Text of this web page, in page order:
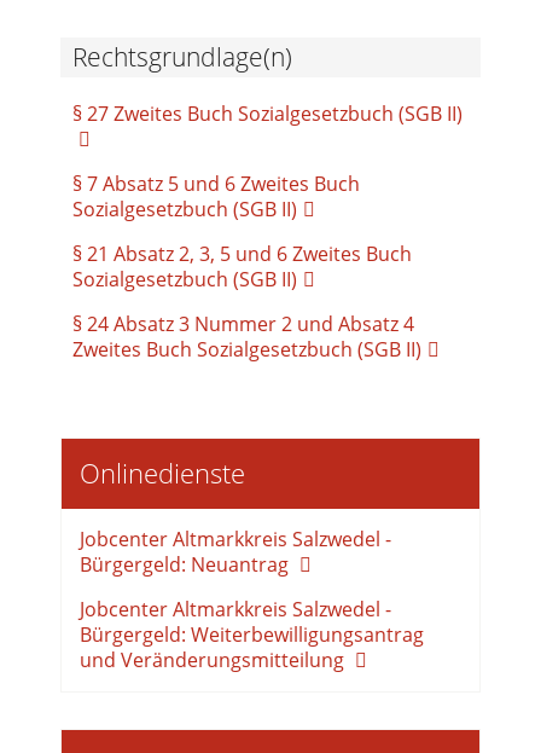
Rechtsgrundlage(n)
§ 27 Zweites Buch Sozialgesetzbuch (SGB II)
§ 7 Absatz 5 und 6 Zweites Buch
Sozialgesetzbuch (SGB II)
§ 21 Absatz 2, 3, 5 und 6 Zweites Buch
Sozialgesetzbuch (SGB II)
§ 24 Absatz 3 Nummer 2 und Absatz 4
Zweites Buch Sozialgesetzbuch (SGB II)
Onlinedienste
Jobcenter Altmarkkreis Salzwedel -
Bürgergeld: Neuantrag
Jobcenter Altmarkkreis Salzwedel -
Bürgergeld: Weiterbewilligungsantrag
und Veränderungsmitteilung